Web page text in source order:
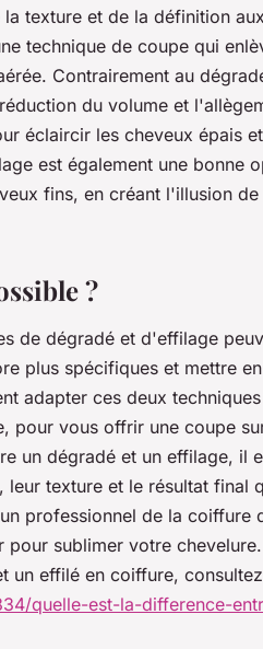
texture et de la définition
technique de coupe qui
Contrairement au
du volume et
éclaircir les cheveux épais
est également une bonne
fins, en créant l'illusion
?
de dégradé et d'effilage
plus spécifiques et mettre
adapter ces deux
pour vous offrir une coupe
un dégradé et un effilage, il
texture et le résultat final
professionnel de la coiffure
sublimer votre
un effilé en coiffure,
quelle-est-la-difference-